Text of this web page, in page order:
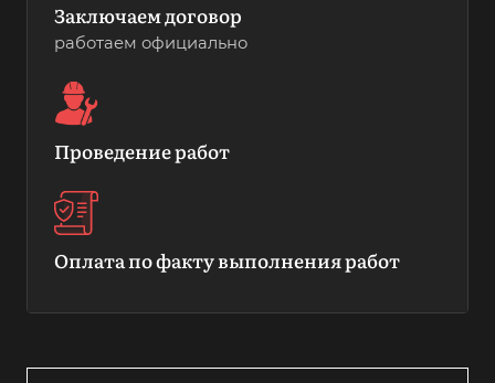
Заключаем договор
работаем официально
Проведение работ
Оплата по факту выполнения работ